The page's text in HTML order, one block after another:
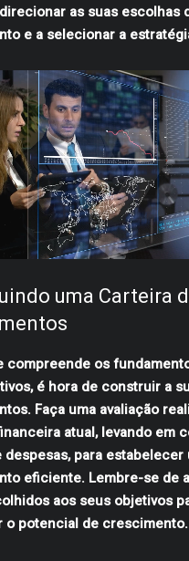
as suas escolhas
e a selecionar a
uma Carteira
compreende os
é hora de construir a
Faça uma avaliação
atual, levando em
para estabelecer
eficiente. Lembre-se de
aos seus objetivos
o potencial de crescimento.